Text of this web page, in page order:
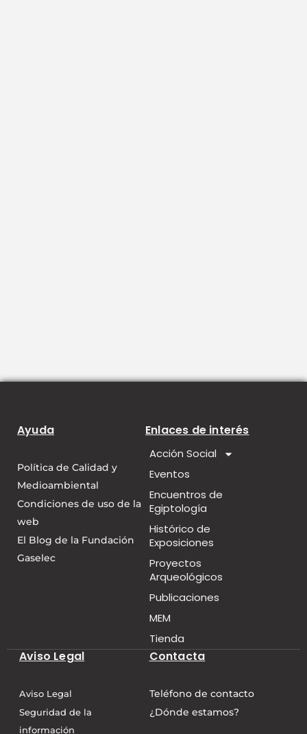
Ayuda
Política de Calidad y
Medioambiental
Condiciones de uso de la
web
El Blog de la Fundación
Gaselec
Enlaces de interés
Acción Social
Eventos
Encuentros de
Egiptología
Histórico de
Exposiciones
Proyectos
Arqueológicos
Publicaciones
MEM
Tienda
Aviso Legal
Aviso Legal
Seguridad de la
información
Contacta
Teléfono de contacto
¿Dónde estamos?